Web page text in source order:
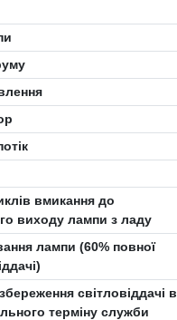
вмикання до
виходу лампи з ладу
лампи (60% повної
світловіддачі в
терміну служби